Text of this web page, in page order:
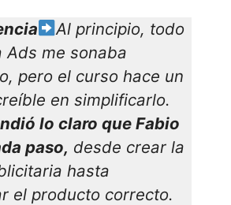
Al principio, todo
Ads me sonaba
pero el curso hace un
en simplificarlo.
lo claro que Fabio
paso, desde crear la
hasta
el producto correcto.